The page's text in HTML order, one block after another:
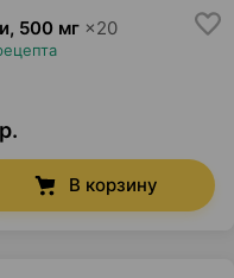
, 500 мг ×20
В корзину